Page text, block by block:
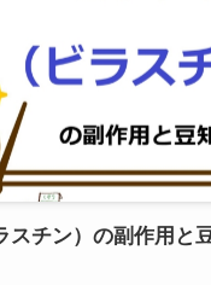
スチン）の副作用と